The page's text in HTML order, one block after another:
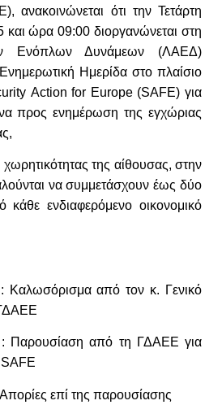
ανακοινώνεται ότι την Τετάρτη
και ώρα 09:00 διοργανώνεται στη
Ενόπλων Δυνάμεων (ΛΑΕΔ)
Ημερίδα στο πλαίσιο
Action for Europe(SAFE) για
προς ενημέρωση της εγχώριας
της αίθουσας, στην
να συμμετάσχουν έως δύο
ενδιαφερόμενο οικονομικό
Καλωσόρισμα από τον κ. Γενικό
Παρουσίαση από τη ΓΔΑΕΕ για
SAFE
επί της παρουσίασης